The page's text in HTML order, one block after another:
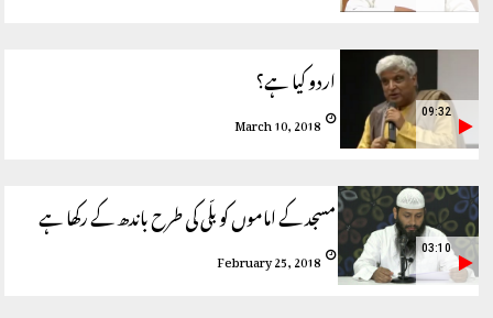
اردو کیا ہے؟
March 10, 2018 09:32
مسجد کے اماموں کو بلّی کی طرح باندھ کے رکھا ہے
February 25, 2018 03:10